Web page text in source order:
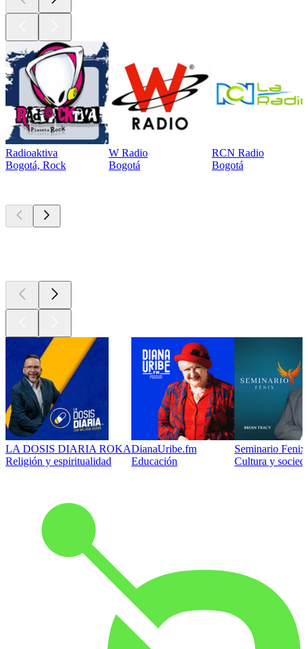
Radioaktiva
Bogotá, Rock
W Radio
Bogotá
RCN Radio
Bogotá
LA DOSIS DIARIA ROKA
Religión y espiritualidad
DianaUribe.fm
Educación
Seminario
Cultura y